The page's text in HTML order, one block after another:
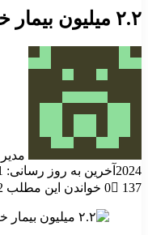
۲.۲ میلیون بیمار خاص نشان دار شده اند
2024 آخرین به روز رسانی: 31 دسامبر 2024
0
137 خواندن این مطلب 2 دقیقه زمان میبرد